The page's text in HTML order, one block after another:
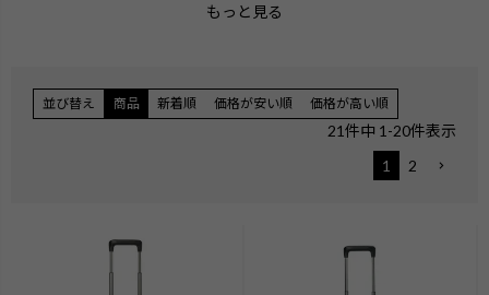
3Way キャリーオン機能
ショルダー
機内持ち込みサイズ
もっと見る
並び替え 商品 新着順 価格が安い順 価格が高い順
21件中 1 -20件表示
1
2